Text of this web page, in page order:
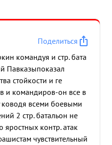
Поделиться
командуя и стр. бата
Павказыпоказал
стойкости и ге
и командиров-он все в
всеми боевыми
2 стр. батальон не
яростных контр. атак
чувствительный